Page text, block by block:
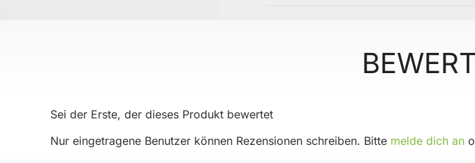
Sei der Erste, der dieses Produkt bewertet
Nur eingetragene Benutzer können Rezensionen schreiben. Bitte melde dich an